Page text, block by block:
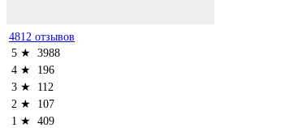
4812 отзывов
5 ★ 3988
4 ★
196
3 ★
112
2 ★
107
1 ★ 409